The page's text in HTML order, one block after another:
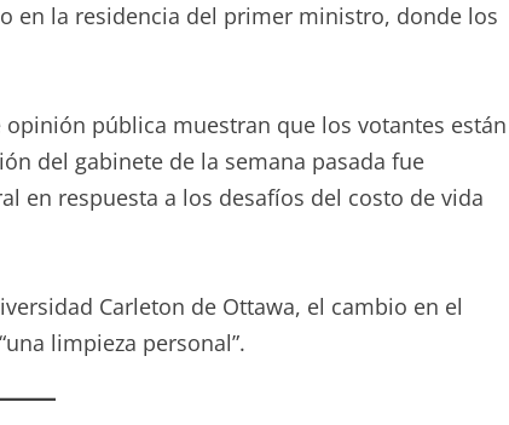
en la residencia del primer ministro, donde los
opinión pública muestran que los votantes están
del gabinete de la semana pasada fue
en respuesta a los desafíos del costo de vida
Carleton de Ottawa, el cambio en el
limpieza personal”.